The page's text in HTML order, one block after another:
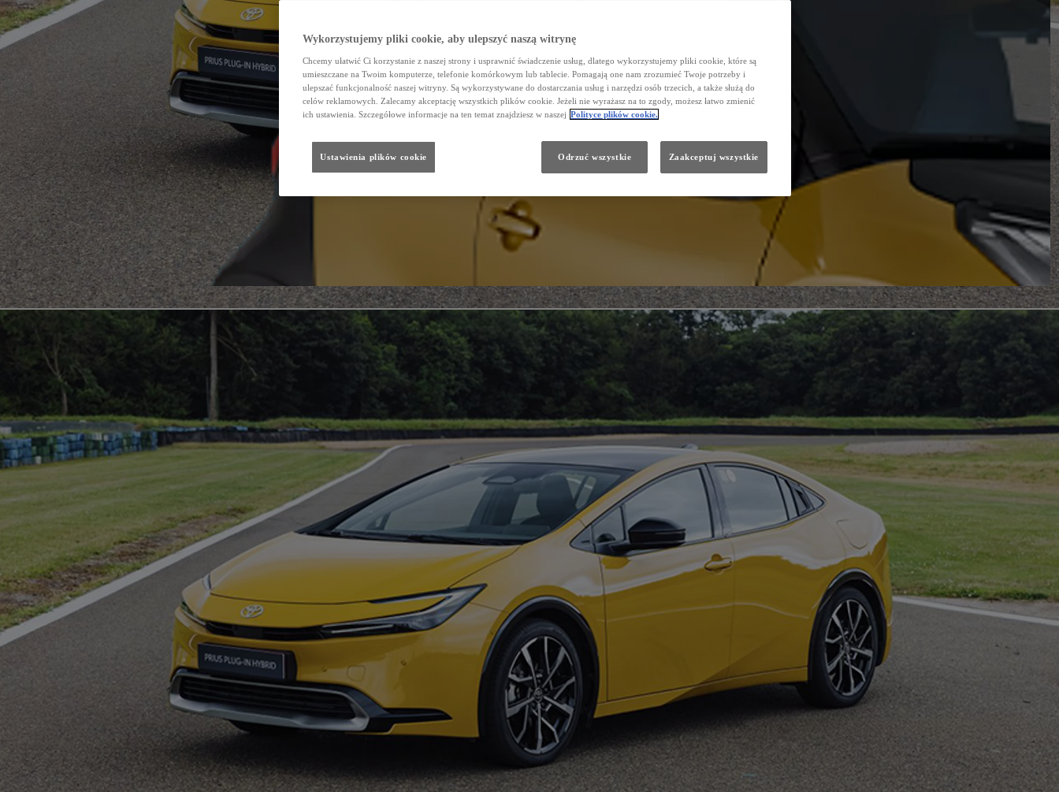
Wykorzystujemy pliki cookie, aby ulepszyć naszą witrynę
Chcemy ułatwić Ci korzystanie z naszej strony i usprawnić świadczenie usług, dlatego wykorzystujemy pliki cookie, które są
umieszczane na Twoim komputerze, telefonie komórkowym lub tablecie. Pomagają one nam zrozumieć Twoje potrzeby i
ulepszać funkcjonalność naszej witryny. Są wykorzystywane do dostarczania usług i narzędzi osób trzecich, a także służą do
celów reklamowych. Zalecamy akceptację wszystkich plików cookie. Jeżeli nie wyrażasz na to zgody, możesz łatwo zmienić
ich ustawienia. Szczegółowe informacje na ten temat znajdziesz w naszej Polityce plików cookie.
Ustawienia plików cookie Odrzuć wszystkie Zaakceptuj wszystkie